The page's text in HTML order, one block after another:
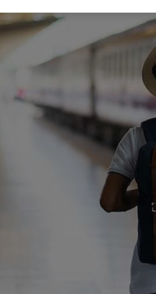
privacyverklaring. Deze
en hebben geen invloed
niet gebruikt voor tracking als
voor de volgende doeleinden:
De apparaatkenmerken actief
apparaat opslaan en/of
en content, advertentie- en
en ontwikkeling van diensten.